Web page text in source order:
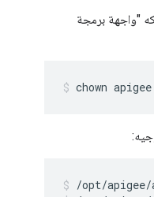
"واجهة برمجة
chown